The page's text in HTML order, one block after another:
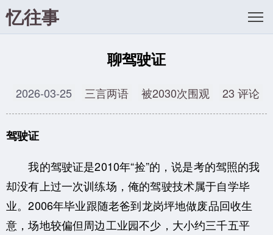
忆往事
聊驾驶证
2026-03-25 三言两语 被2030次围观 23 评论
驾驶证
我的驾驶证是2010年“捡”的，说是考的驾照的我
却没有上过一次训练场，俺的驾驶技术属于自学毕
业。2006年毕业跟随老爸到龙岗坪地做废品回收生
意，场地较偏但周边工业园不少，大小约三千五平